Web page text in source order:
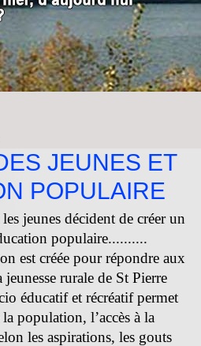
JEUNES ET
POPULAIRE
jeunes décident de créer un
populaire..........
est créée pour répondre aux
rurale de St Pierre
éducatif et récréatif permet
population, l’accès à la
les aspirations, les gouts